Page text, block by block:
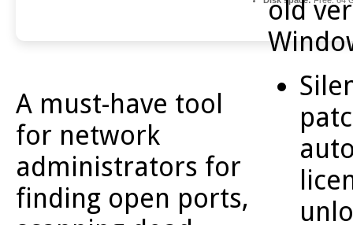
A must-have tool
for network
administrators for
finding open ports,
old